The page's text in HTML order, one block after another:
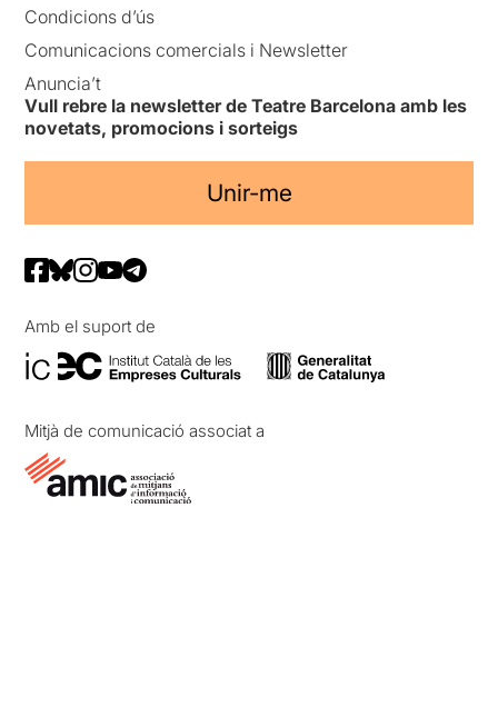
Condicions d’ús
Comunicacions comercials i Newsletter
Anuncia’t
Vull rebre la newsletter de Teatre Barcelona amb les
novetats, promocions i sorteigs
Unir-me
Amb el suport de
Mitjà de comunicació associat a